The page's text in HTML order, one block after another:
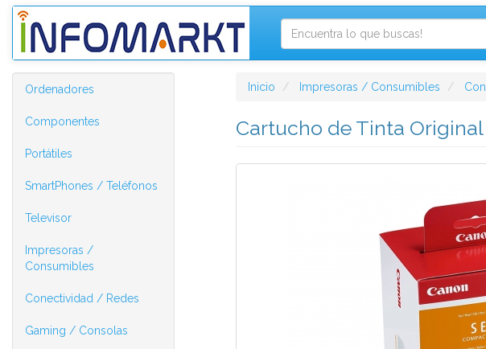
Ordenadores
Componentes
Portátiles
SmartPhones / Teléfonos
Televisor
Impresoras /
Consumibles
Conectividad / Redes
Gaming / Consolas
Inicio Impresoras / Consumibles
Cartucho de Tinta